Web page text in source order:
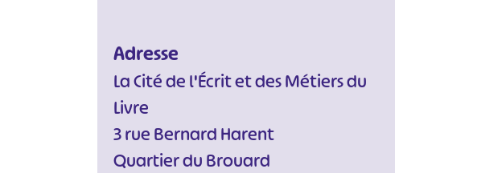
Adresse
La Cité de l'Écrit et des Métiers du
Livre
3 rue Bernard Harent
Quartier du Brouard